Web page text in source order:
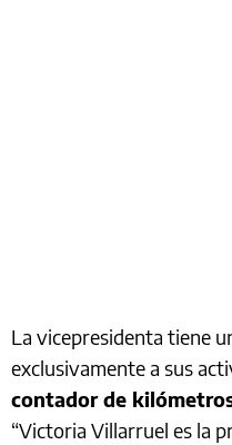
La vicepresidenta tiene
exclusivamente a sus
contador de
“Victoria Villarruel es la